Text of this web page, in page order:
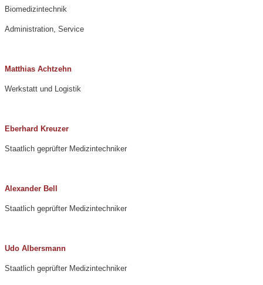
Biomedizintechnik
Administration, Service
Matthias Achtzehn
Werkstatt und Logistik
Eberhard Kreuzer
Staatlich geprüfter Medizintechniker
Alexander Bell
Staatlich geprüfter Medizintechniker
Udo Albersmann
Staatlich geprüfter Medizintechniker